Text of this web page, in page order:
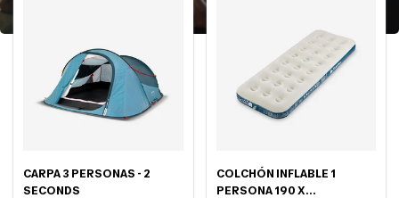
CARPA 3 PERSONAS - 2
SECONDS
COLCHÓN INFLABLE 1
PERSONA 190 X...